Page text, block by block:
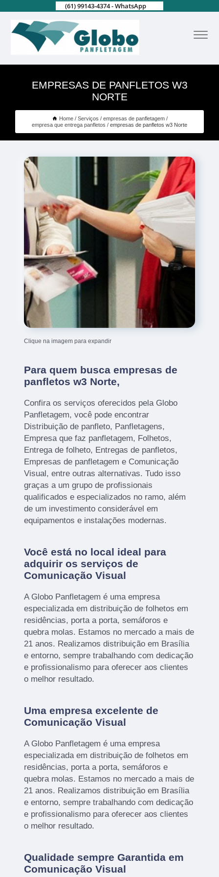
(61) 99143-4374 - WhatsApp
EMPRESAS DE PANFLETOS W3
NORTE
Home Serviços
empresas de panfletagem
empresa que entrega panfletos
empresas de panfletos w3 Norte
Clique na imagem para expandir
Para quem busca empresas de
panfletos w3 Norte,
Confira os serviços oferecidos pela Globo
Panfletagem, você pode encontrar
Distribuição de panfleto, Panfletagens,
Empresa que faz panfletagem, Folhetos,
Entrega de folheto, Entregas de panfletos,
Empresas de panfletagem e Comunicação
Visual, entre outras alternativas. Tudo isso
graças a um grupo de profissionais
qualificados e especializados no ramo, além
de um investimento considerável em
equipamentos e instalações modernas.
Você está no local ideal para
adquirir os serviços de
Comunicação Visual
A Globo Panfletagem é uma empresa
especializada em distribuição de folhetos em
residências, porta a porta, semáforos e
quebra molas. Estamos no mercado a mais de
21 anos. Realizamos distribuição em Brasília
e entorno, sempre trabalhando com dedicação
e profissionalismo para oferecer aos clientes
o melhor resultado.
Uma empresa excelente de
Comunicação Visual
A Globo Panfletagem é uma empresa
especializada em distribuição de folhetos em
residências, porta a porta, semáforos e
quebra molas. Estamos no mercado a mais de
21 anos. Realizamos distribuição em Brasília
e entorno, sempre trabalhando com dedicação
e profissionalismo para oferecer aos clientes
o melhor resultado.
Qualidade sempre Garantida em
Comunicação Visual